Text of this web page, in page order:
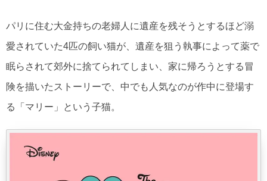
パリに住む大金持ちの老婦人に遺産を残そうとするほど溺
愛されていた4匹の飼い猫が、遺産を狙う執事によって薬で
眠らされて郊外に捨てられてしまい、家に帰ろうとする冒
険を描いたストーリーで、中でも人気なのが作中に登場す
る「マリー」という子猫。